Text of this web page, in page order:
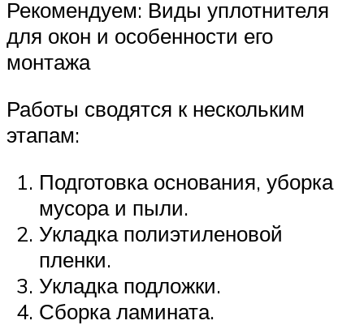
Рекомендуем: Виды уплотнителя
для окон и особенности его
монтажа
Работы сводятся к нескольким
этапам:
Подготовка основания, уборка
мусора и пыли.
Укладка полиэтиленовой
пленки.
Укладка подложки.
Сборка ламината.